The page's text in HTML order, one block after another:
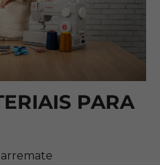
PARA